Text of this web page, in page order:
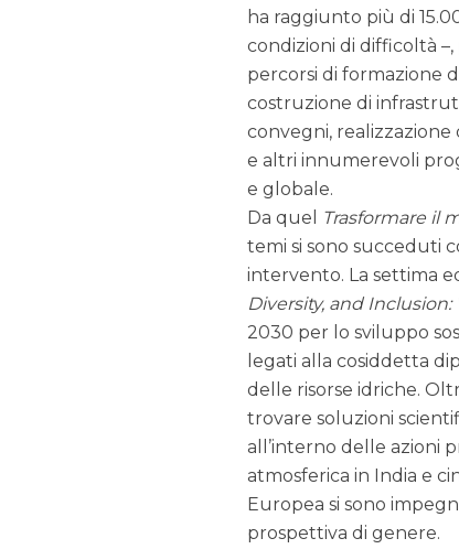
ha raggiunto più di
condizioni di difficoltà –,
percorsi di formazione
costruzione di
convegni, realizzazione
e altri innumerevoli
e globale.
Da quel Trasformare il
temi si sono succeduti
intervento. La settima
Diversity, and
2030 per lo sviluppo
legati alla cosiddetta
delle risorse idriche.
trovare soluzioni
all’interno delle azioni
atmosferica in India e
Europea si sono
prospettiva di genere.